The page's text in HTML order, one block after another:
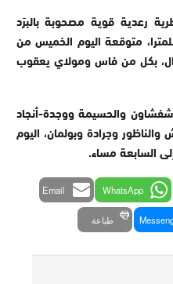
رعدية قوية مصحوبة بالبرَد
مقاييسها ما بين 30 و50 ملمترا، متوقعة اليوم الخميس من
بكل من فاس ومولاي يعقوب
والحسيمة ووجدة-أنجاد
وجرادة وبولمان، اليوم
السابعة مساء.
WhatsApp
Email
طباعة